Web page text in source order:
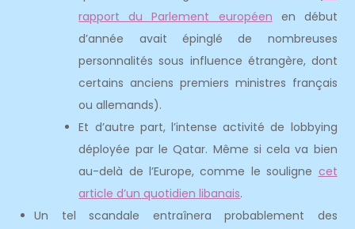
rapport du Parlement européen en début
d’année avait épinglé de nombreuses
personnalités sous influence étrangère, dont
certains anciens premiers ministres français
ou allemands).
Et d’autre part, l’intense activité de lobbying
déployée par le Qatar. Même si cela va bien
au-delà de l’Europe, comme le souligne cet
article d’un quotidien libanais.
Un tel scandale entraînera probablement des